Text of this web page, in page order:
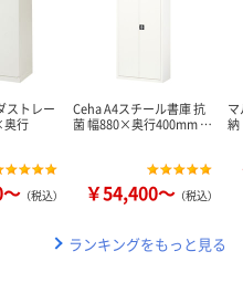
ストレー
奥行
（税込）
Ceha A4スチール書庫 抗
菌 幅880×奥行400mm …
￥54,400～ （税込）
ランキングをもっと見る